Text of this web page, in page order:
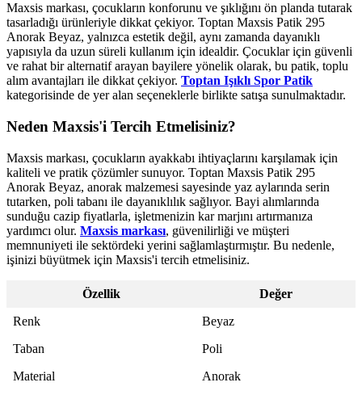
Maxsis markası, çocukların konforunu ve şıklığını ön planda tutarak
tasarladığı ürünleriyle dikkat çekiyor. Toptan Maxsis Patik 295
Anorak Beyaz, yalnızca estetik değil, aynı zamanda dayanıklı
yapısıyla da uzun süreli kullanım için idealdir. Çocuklar için güvenli
ve rahat bir alternatif arayan bayilere yönelik olarak, bu patik, toplu
alım avantajları ile dikkat çekiyor. Toptan Işıklı Spor Patik
kategorisinde de yer alan seçeneklerle birlikte satışa sunulmaktadır.
Neden Maxsis'i Tercih Etmelisiniz?
Maxsis markası, çocukların ayakkabı ihtiyaçlarını karşılamak için
kaliteli ve pratik çözümler sunuyor. Toptan Maxsis Patik 295
Anorak Beyaz, anorak malzemesi sayesinde yaz aylarında serin
tutarken, poli tabanı ile dayanıklılık sağlıyor. Bayi alımlarında
sunduğu cazip fiyatlarla, işletmenizin kar marjını artırmanıza
yardımcı olur. Maxsis markası, güvenilirliği ve müşteri
memnuniyeti ile sektördeki yerini sağlamlaştırmıştır. Bu nedenle,
işinizi büyütmek için Maxsis'i tercih etmelisiniz.
Özellik
Değer
Renk
Beyaz
Taban
Poli
Material
Anorak